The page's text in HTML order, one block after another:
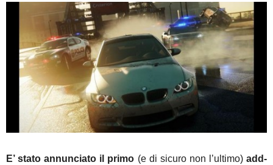
E’ stato annunciato il primo (e di sicuro non l’ultimo)add-